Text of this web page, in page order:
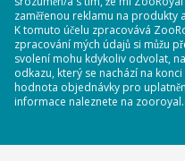
zaměřenou reklamu na produkty
K tomuto účelu zpracovává
zpracování mých údajů si můžu
svolení mohu kdykoliv odvolat,
odkazu, který se nachází na
hodnota objednávky pro
informace naleznete na